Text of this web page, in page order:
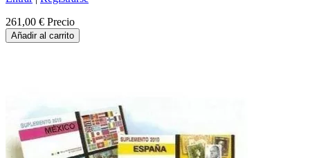
261,00 € Precio
Añadir al carrito